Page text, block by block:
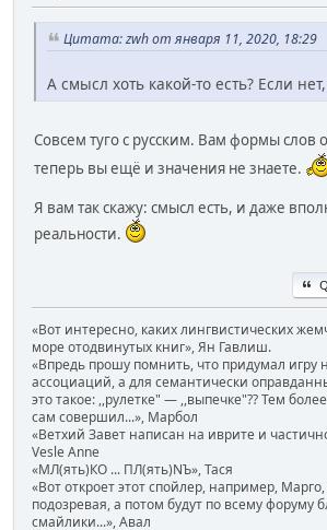
Цитата: zwh от января 11, 2020, 18:29
А смысл хоть какой-то есть? Если
Совсем туго с русским. Вам формы слов
теперь вы ещё и значения не знаете.
Я вам так скажу: смысл есть, и даже
реальности.
«Вот интересно, каких лингвистических
море отодвинутых книг», Ян Гавлиш.
«Впредь прошу помнить, что придумал игру
ассоциаций, а для семантически
это такое: ,,рулетке" — ,,выпечке"?? Тем
сам совершил...», Марбол
«Ветхий Завет написан на иврите и
Vesle Anne
«МЛ(ять)КО ... ПЛ(ять)NЪ», Тася
«Вот откроет этот спойлер, например,
подозревая, а потом будут по всему
смайлики...», Авал